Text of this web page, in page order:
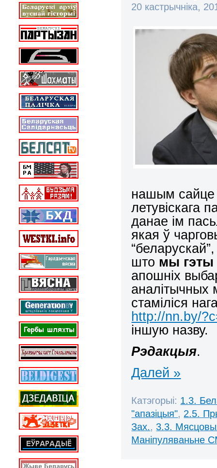
20 кастрычніка,
нашым сайце
летувіскага
данае ім
якая ў
што мы гэты
апошніх
аналітычных
стаміліся
http://nn.by/
іншую назву.
Рэдакцыя.
Далей »
Катэгорыі: 1.3.
"апазіцыя", 2.5.
Зах., 3.3.
Маніпуляваньне